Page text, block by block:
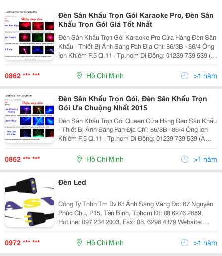
Đèn Sân Khấu Trọn Gói Karaoke Pro, Đèn Sân
Khấu Trọn Gói Giá Tốt Nhất
Đèn Sân Khấu Trọn Gói Karaoke Pro Cửa Hàng Đèn Sân
Khấu - Thiết Bị Ánh Sáng Pah Địa Chỉ: 86/3B - 86/4 Ông
Ích Khiêm F.5 Q.11 - Tp.hcm Di Động: 01239 739 539 (A
Hồng) - Đt: (08) 626.40821 Email:
0862 *** *** Hồ Chí Minh >1 năm
Đèn Sân Khấu Trọn Gói, Đèn Sân Khấu Trọn
Gói Ưa Chuộng Nhất 2015
Đèn Sân Khấu Trọn Gói Queen Cửa Hàng Đèn Sân Khấu
- Thiết Bị Ánh Sáng Pah Địa Chỉ: 86/3B - 86/4 Ông Ích
Khiêm F.5 Q.11 - Tp.hcm Di Động: 01239 739 539 (A
Hồng) - Đt: (08) 626.40821 Email:
Anhsangsankhau@Gmail.com Đèn Sân Khấu Trọ
0862 *** *** Hồ Chí Minh >1 năm
Đèn Led
Công Ty Tnhh Tm Dv Kt Ánh Sáng Vàng Đc: 67 Nguyễn
Phúc Chu, P15, Tân Bình, Tphcm Đt: 08 6276 2689,
Hotline: 097 234 2003, Fax: 08. 6296 4379 Website:
Http://Www.anhsangvang.com.vn Email:
Anhsangvang01@Gmail.com Công Ty Ánh Sáng Vàng
0972 *** *** Hồ Chí Minh >1 năm